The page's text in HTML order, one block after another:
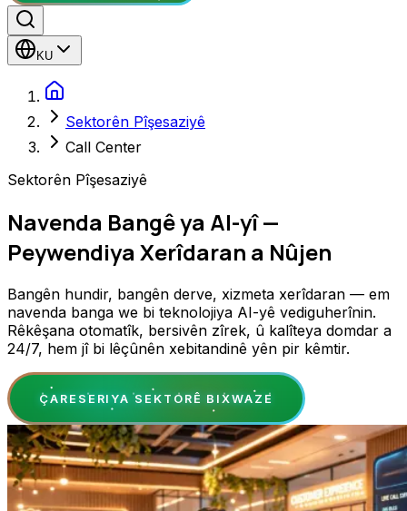
KU
Sektorên Pîşesaziyê
Call Center
Sektorên Pîşesaziyê
Navenda Bangê ya AI-yî —
Peywendiya Xerîdaran a Nûjen
Bangên hundir, bangên derve, xizmeta xerîdaran — em
navenda banga we bi teknolojiya AI-yê vediguherînin.
Rêkêşana otomatîk, bersivên zîrek, û kalîteya domdar a
24/7, hem jî bi lêçûnên xebitandinê yên pir kêmtir.
ÇARESERIYA SEKTORÊ BIXWAZE